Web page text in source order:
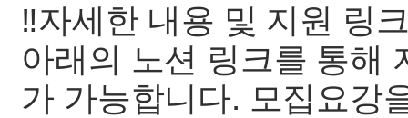
‼️자세한 내용 및 지원 링
아래의 노션 링크를 통해
가 가능합니다. 모집요강